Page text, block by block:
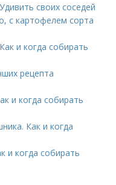
своих соседей
с картофелем сорта
и когда собирать
рецепта
и когда собирать
Как и когда
и когда собирать